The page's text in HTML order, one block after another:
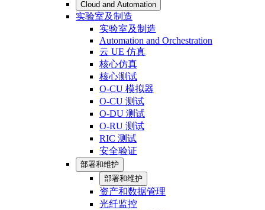
Cloud and Automation
实验室及制造
实验室及制造
Automation and Orchestration
云 UE 仿真
核心仿真
核心测试
O-CU 模拟器
O-CU 测试
O-DU 测试
O-RU 测试
RIC 测试
安全验证
部署和维护
部署和维护
资产和数据管理
光纤监控